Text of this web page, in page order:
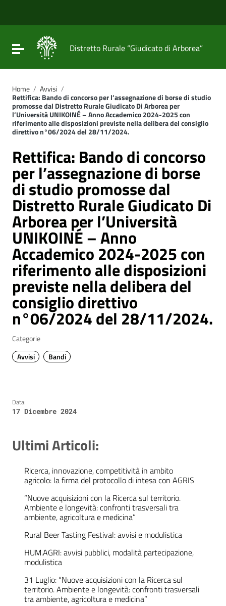
Vai al footer
Attiva / disattiva la navigazione
Distretto Rurale “Giudicato di Arborea”
Home / Avvisi /
Rettifica: Bando di concorso per l’assegnazione di borse di studio
promosse dal Distretto Rurale Giudicato Di Arborea per
l’Università UNIKOINÉ – Anno Accademico 2024-2025 con
riferimento alle disposizioni previste nella delibera del consiglio
direttivo n°06/2024 del 28/11/2024.
Rettifica: Bando di concorso
per l’assegnazione di borse
di studio promosse dal
Distretto Rurale Giudicato Di
Arborea per l’Università
UNIKOINÉ – Anno
Accademico 2024-2025 con
riferimento alle disposizioni
previste nella delibera del
consiglio direttivo
n°06/2024 del 28/11/2024.
Categorie
Avvisi
Bandi
Data:
17 Dicembre 2024
Ultimi Articoli:
Ricerca, innovazione, competitività in ambito
agricolo: la firma del protocollo di intesa con AGRIS
“Nuove acquisizioni con la Ricerca sul territorio.
Ambiente e longevità: confronti trasversali tra
ambiente, agricoltura e medicina”
Rural Beer Tasting Festival: avvisi e modulistica
HUM.AGRI: avvisi pubblici, modalità partecipazione,
modulistica
31 Luglio: “Nuove acquisizioni con la Ricerca sul
territorio. Ambiente e longevità: confronti trasversali
tra ambiente, agricoltura e medicina”